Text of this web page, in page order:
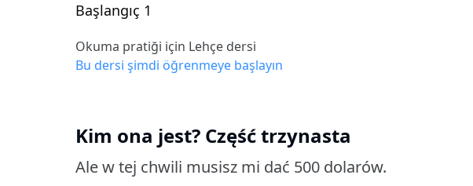
Başlangıç 1
Okuma pratiği için Lehçe dersi
Bu dersi şimdi öğrenmeye başlayın
Kim ona jest? Część trzynasta
Ale w tej chwili musisz mi dać 500 dolarów.